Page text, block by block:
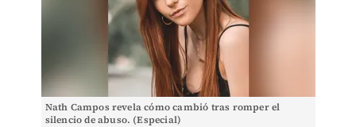
Nath Campos revela cómo cambió tras romper el
silencio de abuso. (Especial)